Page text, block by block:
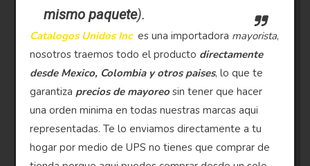
mismo paquete).
Catalogos Unidos Inc es una importadora mayorista,
nosotros traemos todo el producto directamente
desde Mexico, Colombia y otros paises, lo que te
garantizaprecios de mayoreo sin tener que hacer
una orden minima en todas nuestras marcas aqui
representadas. Te lo enviamos directamente a tu
hogar por medio de UPS no tienes que comprar de